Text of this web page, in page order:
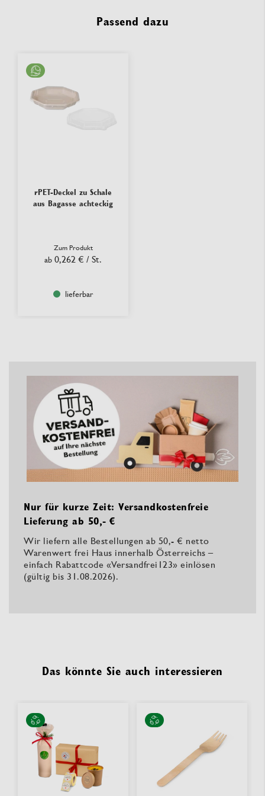
Passend dazu
rPET-Deckel zu Schale
aus Bagasse achteckig
Zum Produkt
ab 0,262 € / St.
lieferbar
Nur für kurze Zeit: Versandkostenfreie
Lieferung ab 50,- €
Wir liefern alle Bestellungen ab 50,- € netto
Warenwert frei Haus innerhalb Österreichs –
einfach Rabattcode «Versandfrei123» einlösen
(gültig bis 31.08.2026).
Das könnte Sie auch interessieren